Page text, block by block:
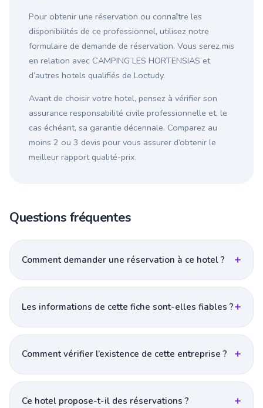
Pour obtenir une réservation ou connaître les
disponibilités de ce professionnel, utilisez notre
formulaire de demande de réservation. Vous serez mis
en relation avec CAMPING LES HORTENSIAS et
d’autres hotels qualifiés de Loctudy.
Avant de choisir votre hotel, pensez à vérifier son
assurance responsabilité civile professionnelle et, le
cas échéant, sa garantie décennale. Comparez au
moins 2 ou 3 devis pour vous assurer d’obtenir le
meilleur rapport qualité-prix.
Questions fréquentes
Comment demander une réservation à ce hotel ?
Les informations de cette fiche sont-elles fiables ?
Comment vérifier l’existence de cette entreprise ?
Ce hotel propose-t-il des réservations ?